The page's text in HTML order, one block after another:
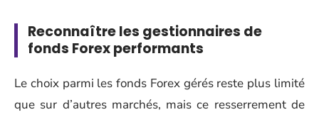
Reconnaître les gestionnaires de
fonds Forex performants
Le choix parmi les fonds Forex gérés reste plus limité
que sur d’autres marchés, mais ce resserrement de